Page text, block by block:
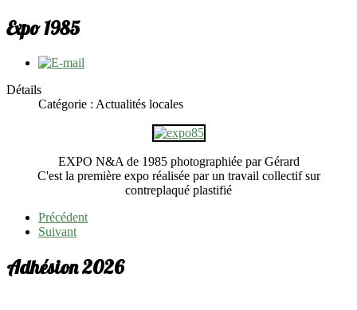
Expo 1985
Détails
Catégorie : Actualités locales
EXPO N&A de 1985 photographiée par Gérard
C'est la première expo réalisée par un travail collectif sur
contreplaqué plastifié
Précédent
Suivant
Adhésion 2026